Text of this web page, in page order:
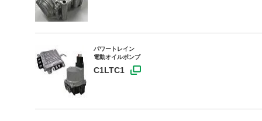
パワートレイン
電動オイルポンプ
C1LTC1